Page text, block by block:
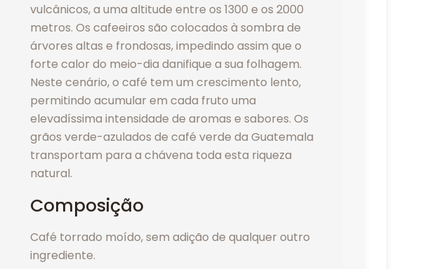
vulcânicos, a uma altitude entre os 1300 e os 2000
metros. Os cafeeiros são colocados à sombra de
árvores altas e frondosas, impedindo assim que o
forte calor do meio-dia danifique a sua folhagem.
Neste cenário, o café tem um crescimento lento,
permitindo acumular em cada fruto uma
elevadíssima intensidade de aromas e sabores. Os
grãos verde-azulados de café verde da Guatemala
transportam para a chávena toda esta riqueza
natural.
Composição
Café torrado moído, sem adição de qualquer outro
ingrediente.